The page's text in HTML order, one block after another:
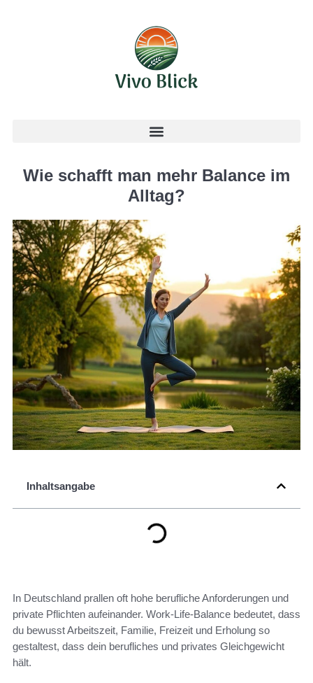
Wie schafft man mehr Balance im
Alltag?
Inhaltsangabe
In Deutschland prallen oft hohe berufliche Anforderungen und
private Pflichten aufeinander. Work-Life-Balance bedeutet, dass
du bewusst Arbeitszeit, Familie, Freizeit und Erholung so
gestaltest, dass dein berufliches und privates Gleichgewicht
hält.